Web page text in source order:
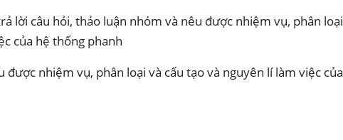
lời câu hỏi, thảo luận nhóm và nêu được nhiệm vụ, phân loại
của hệ thống phanh
được nhiệm vụ, phân loại và cấu tạo và nguyên lí làm việc của